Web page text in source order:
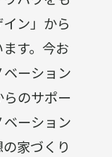
ン」から
す。今お
ーション
のサポー
ベーション
家づくり